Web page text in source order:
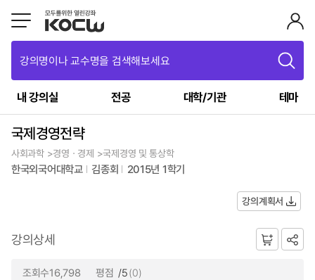
강의명이나 교수명을 검색해보세요
내 강의실 전공 대학/기관 테마
국제경영전략
사회과학 >경영ㆍ경제 >국제경영 및 통상학
한국외국어대학교 김종회 2015년 1학기
강의계획서
강의상세
조회수16,798 평점 /5(0)